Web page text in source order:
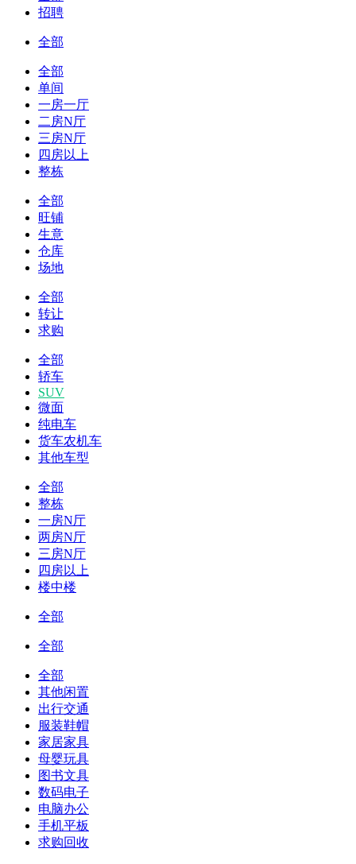
招聘
全部
全部
单间
一房一厅
二房N厅
三房N厅
四房以上
整栋
全部
旺铺
生意
仓库
场地
全部
转让
求购
全部
轿车
SUV
微面
纯电车
货车农机车
其他车型
全部
整栋
一房N厅
两房N厅
三房N厅
四房以上
楼中楼
全部
全部
全部
其他闲置
出行交通
服装鞋帽
家居家具
母婴玩具
图书文具
数码电子
电脑办公
手机平板
求购回收